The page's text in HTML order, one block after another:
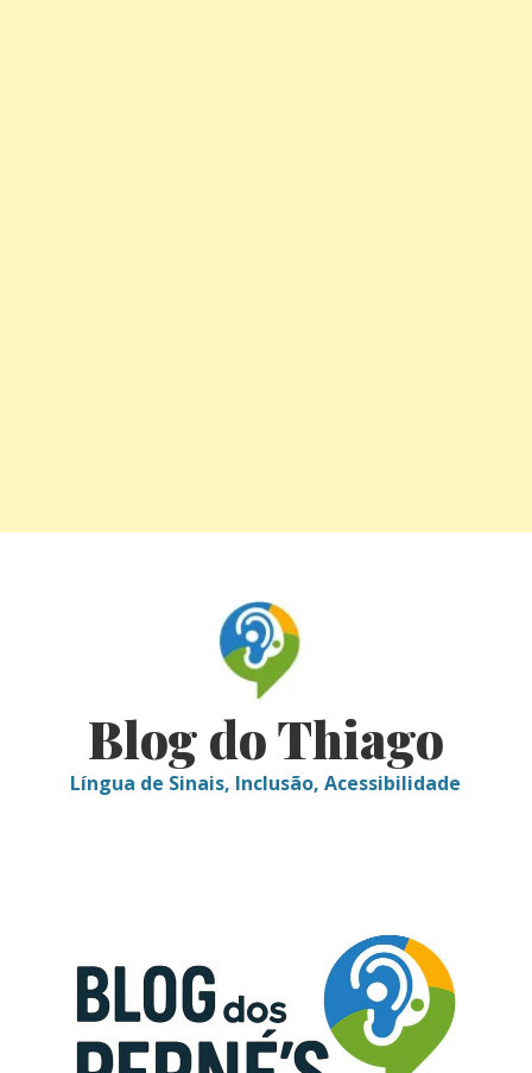
Blog do Thiago
Língua de Sinais, Inclusão, Acessibilidade